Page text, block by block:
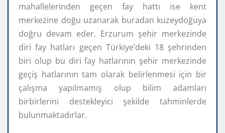
mahallelerinden geçen fay hattı ise kent
merkezine doğu uzanarak buradan kuzeydoğuya
doğru devam eder. Erzurum şehir merkezinde
diri fay hatları geçen Türkiye’deki 18 şehrinden
biri olup bu diri fay hatlarının şehir merkezinde
geçiş hatlarının tam olarak belirlenmesi için bir
çalışma yapılmamış olup bilim adamları
birbirlerini destekleyici şekilde tahminlerde
bulunmaktadırlar.